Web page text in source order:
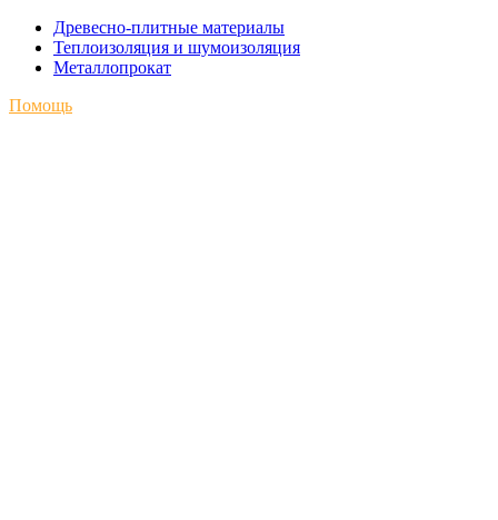
Древесно-плитные материалы
Теплоизоляция и шумоизоляция
Металлопрокат
Помощь